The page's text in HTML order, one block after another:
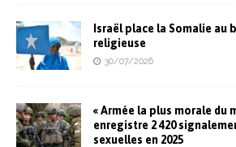
Israël place la Somalie au
religieuse
30/07/2026
« Armée la plus morale du
enregistre 2 420
sexuelles en 2025